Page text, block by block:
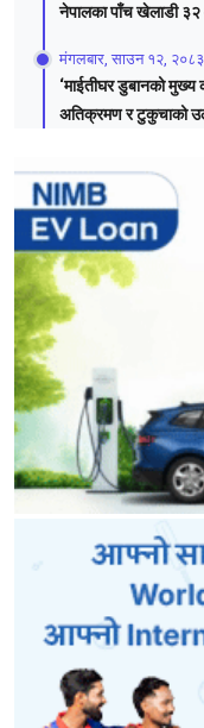
नेपालका पाँच खेलाडी
मंगलबार, साउन १२, २०८३
‘माईतीघर डुबानको
अतिक्रमण र टुकुचाको